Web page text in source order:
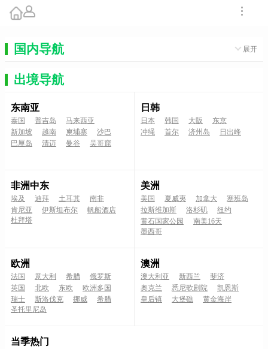
国内导航 展开
出境导航
东南亚
泰国 普吉岛
马来西亚
新加坡
越南 柬埔寨
沙巴
巴厘岛
清迈 曼谷 吴哥窟
日韩
日本 韩国 大阪
东京
冲绳
首尔 济州岛 日出峰
非洲中东
埃及 迪拜 土耳其
南非
肯尼亚
伊斯坦布尔
帆船酒店
杜拜塔
美洲
美国 夏威夷 加拿大
塞班岛
拉斯维加斯
洛杉矶
纽约
黄石国家公园
南美16天
墨西哥
欧洲
法国 意大利 希腊
俄罗斯
英国
北欧 东欧
欧洲多国
瑞士
斯洛伐克 挪威
希腊
圣托里尼岛
澳洲
澳大利亚 新西兰
斐济
奥克兰
悉尼歌剧院
凯恩斯
皇后镇
大堡礁 黄金海岸
当季热门